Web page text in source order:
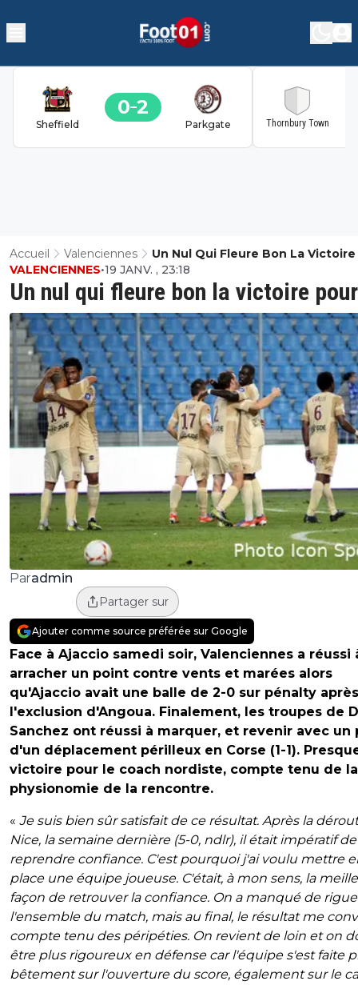
Sheffield
0 2
Parkgate Thornbury Town
Accueil Valenciennes
Un Nul Qui Fleure Bon La
VA
Un nul qui fleure bon la victoire
VALENCIENNES•19 JANV. , 23:18
Paradmin
Partager sur
Ajouter comme source préférée sur Google
Face à Ajaccio samedi soir, Valenciennes a réussi
arracher un point contre vents et marées alors
qu'Ajaccio avait une balle de 2-0 sur pénalty après
l'exclusion d'Angoua. Finalement, les troupes de
Sanchez ont réussi à marquer, et revenir avec un
d'un déplacement périlleux en Corse (1-1).
victoire pour le coach nordiste, compte tenu de la
physionomie de la rencontre.
« Je suis bien sûr satisfait de ce résultat. Après la
Nice, la semaine dernière (5-0, ndlr), il était impératif de
reprendre confiance. C'est pourquoi j'ai voulu mettre
place une équipe joueuse. C'était, à mon sens, la
façon de retrouver la confiance. On a manqué de
l'ensemble du match, mais au final, le résultat me
compte tenu des péripéties. On revient de loin et on
être plus rigoureux en défense car l'équipe s'est faite
bêtement sur l'ouverture du score, également sur le